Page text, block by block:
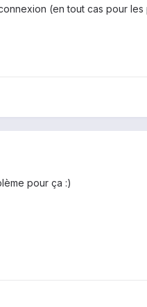
(en tout cas pour les
pour ça :)